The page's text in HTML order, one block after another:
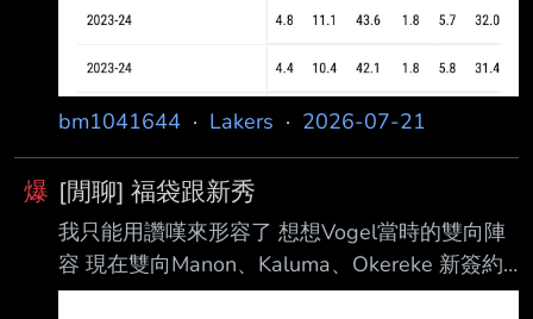
（box out） - 防守籃板（DREB）減少 - 保持對
bm1041644 · Lakers · 2026-07-21
爆 [閒聊] 福袋跟新秀
我只能用讚嘆來形容了 想想Vogel當時的雙向陣
容 現在雙向Manon、Kaluma、Okereke 新簽約
的福袋 ZW、Thy 新人 Carr、阿杜 這七個都是